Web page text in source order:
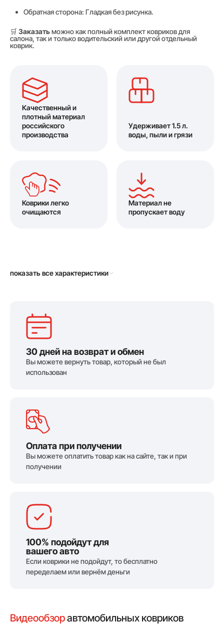
Обратная сторона: Гладкая без рисунка.
🛒 Заказатьможно как полный комплект ковриков для
салона, так и только водительский или другой отдельный
коврик.
Качественный и
плотный материал
российского
производства
Удерживает 1.5 л.
воды, пыли и грязи
Коврики легко
очищаются
Материал не
пропускает воду
показать все характеристики
Видеообзоравтомобильных ковриков
30 дней на возврат и обмен
Вы можете вернуть товар, который не был
использован
Оплата при получении
Вы можете оплатить товар как на сайте, так и при
получении
100% подойдут для
вашего авто
Если коврики не подойдут, то бесплатно
переделаем или вернём деньги